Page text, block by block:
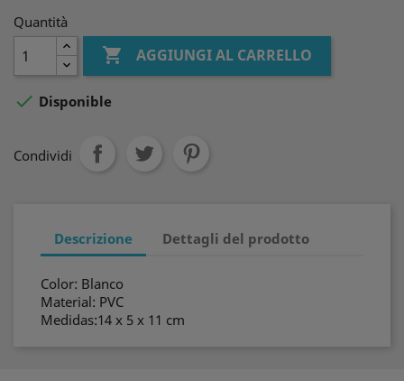
Quantità
 AGGIUNGI AL CARRELLO
 Disponible
Condividi
Descrizione Dettagli del prodotto
Color: Blanco
Material: PVC
Medidas:14 x 5 x 11 cm